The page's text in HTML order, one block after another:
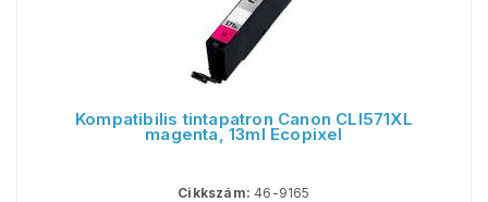
Kompatibilis tintapatron Canon CLI571XL
magenta, 13ml Ecopixel
Cikkszám: 46-9165